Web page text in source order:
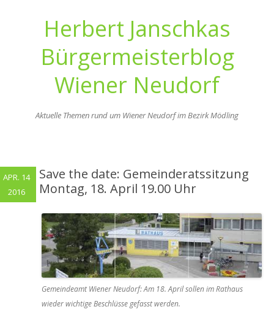
Herbert Janschkas
Bürgermeisterblog
Wiener Neudorf
Aktuelle Themen rund um Wiener Neudorf im Bezirk Mödling
Save the date: Gemeinderatssitzung
Montag, 18. April 19.00 Uhr
Gemeindeamt Wiener Neudorf: Am 18. April sollen im Rathaus
wieder wichtige Beschlüsse gefasst werden.
APR. 14
2016